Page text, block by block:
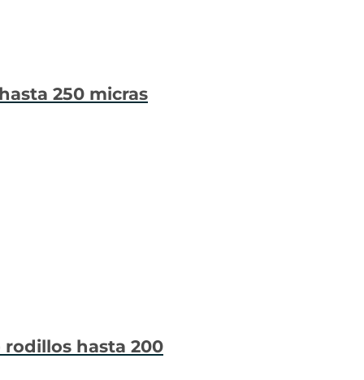
250 micras
hasta 200